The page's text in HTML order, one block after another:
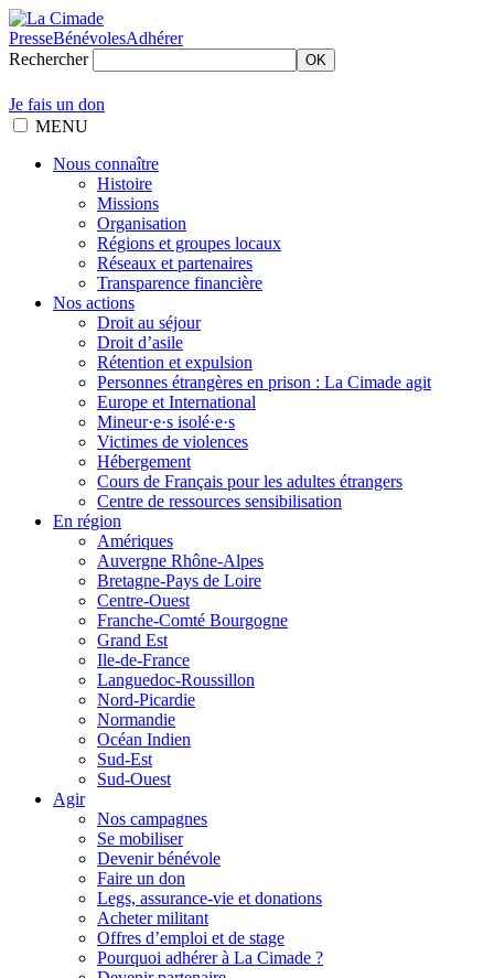
PresseBénévolesAdhérer
Rechercher
OK
Je fais un don
MENU
Nous connaître
Histoire
Missions
Organisation
Régions et groupes locaux
Réseaux et partenaires
Transparence financière
Nos actions
Droit au séjour
Droit d’asile
Rétention et expulsion
Personnes étrangères en prison : La Cimade agit
Europe et International
Mineur·e·s isolé·e·s
Victimes de violences
Hébergement
Cours de Français pour les adultes étrangers
Centre de ressources sensibilisation
En région
Amériques
Auvergne Rhône-Alpes
Bretagne-Pays de Loire
Centre-Ouest
Franche-Comté Bourgogne
Grand Est
Ile-de-France
Languedoc-Roussillon
Nord-Picardie
Normandie
Océan Indien
Sud-Est
Sud-Ouest
Agir
Nos campagnes
Se mobiliser
Devenir bénévole
Faire un don
Legs, assurance-vie et donations
Acheter militant
Offres d’emploi et de stage
Pourquoi adhérer à La Cimade ?